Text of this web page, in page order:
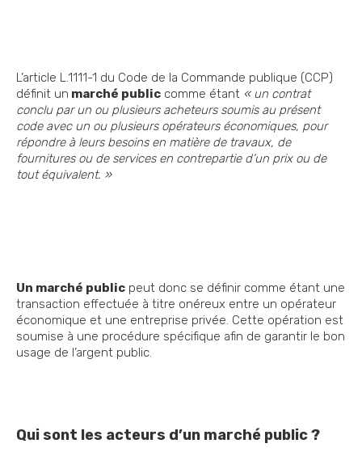
L’article L.1111-1 du Code de la Commande publique (CCP)
définit un marché public comme étant « un contrat
conclu par un ou plusieurs acheteurs soumis au présent
code avec un ou plusieurs opérateurs économiques, pour
répondre à leurs besoins en matière de travaux, de
fournitures ou de services en contrepartie d’un prix ou de
tout équivalent. »
Un marché public peut donc se définir comme étant une
transaction effectuée à titre onéreux entre un opérateur
économique et une entreprise privée. Cette opération est
soumise à une procédure spécifique afin de garantir le bon
usage de l’argent public.
Qui sont les acteurs d’un marché public ?